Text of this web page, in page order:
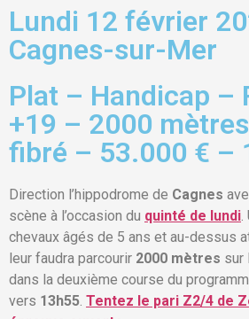
Lundi 12 février
Cagnes-sur-Mer
Plat – Handicap –
+19 – 2000
fibré – 53.000 € –
Direction l’hippodrome de Cagnes
scène à l’occasion du quinté de lundi
chevaux âgés de 5 ans et au-dessus
leur faudra parcourir 2000 mètres sur
dans la deuxième course du
vers 13h55 Tentez le pari Z2/4 de